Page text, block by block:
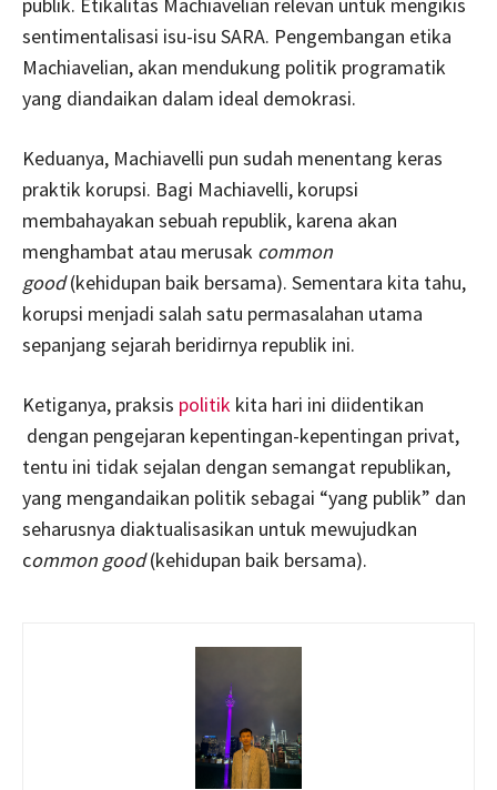
sentimentalisasi isu-isu SARA. Pengembangan etika
Machiavelian, akan mendukung politik programatik
yang diandaikan dalam ideal demokrasi.
Keduanya, Machiavelli pun sudah menentang keras
praktik korupsi. Bagi Machiavelli, korupsi
membahayakan sebuah republik, karena akan
menghambat atau merusak common
good(kehidupan baik bersama). Sementara kita tahu,
korupsi menjadi salah satu permasalahan utama
sepanjang sejarah beridirnya republik ini.
Ketiganya, praksis politik kita hari ini diidentikan
dengan pengejaran kepentingan-kepentingan privat,
tentu ini tidak sejalan dengan semangat republikan,
yang mengandaikan politik sebagai “yang publik” dan
seharusnya diaktualisasikan untuk mewujudkan
common good(kehidupan baik bersama).